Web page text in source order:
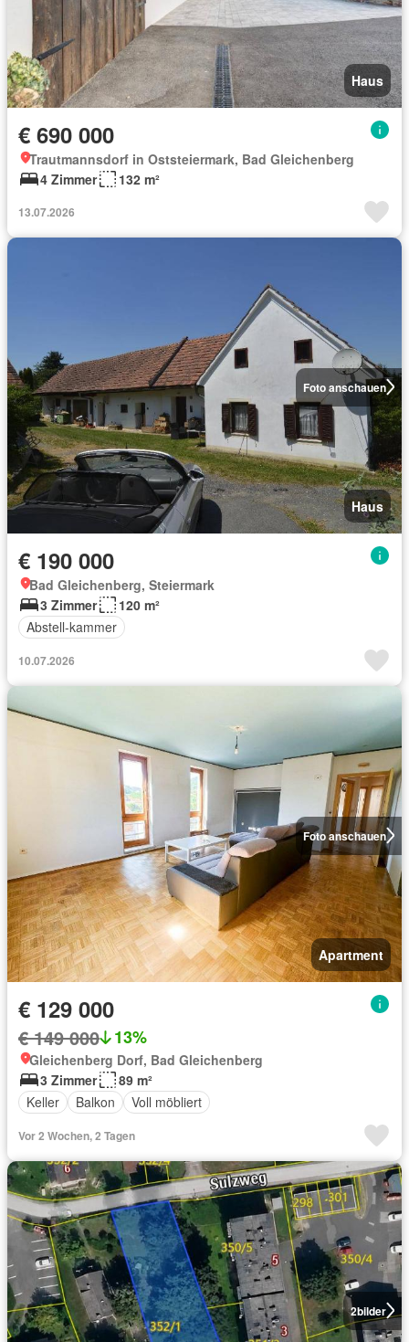
Haus
€ 690 000
Trautmannsdorf in Oststeiermark, Bad Gleichenberg
4 Zimmer
132 m²
13.07.2026
Foto anschauen
Haus
€ 190 000
Bad Gleichenberg, Steiermark
3 Zimmer
120 m²
Abstell-kammer
10.07.2026
Foto anschauen
Apartment
€ 129 000
€ 149 000 13%
Gleichenberg Dorf, Bad Gleichenberg
3 Zimmer
89 m²
Keller
Balkon Voll möbliert
Vor 2 Wochen, 2 Tagen
2bilder